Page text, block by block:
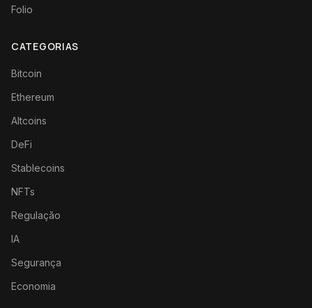
Folio
CATEGORIAS
Bitcoin
Ethereum
Altcoins
DeFi
Stablecoins
NFTs
Regulação
IA
Segurança
Economia